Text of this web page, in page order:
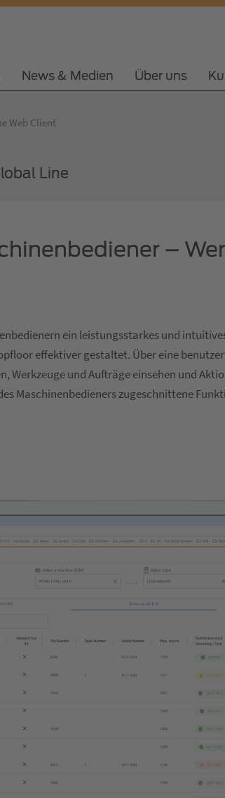
News & Medien Über uns
Web Client
Line
–
ein leistungsstarkes und
effektiver gestaltet. Über eine
und Aufträge einsehen und
Maschinenbedieners zugeschnittene